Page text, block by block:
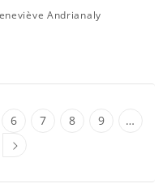
Andrianaly
6 7 8 9
…